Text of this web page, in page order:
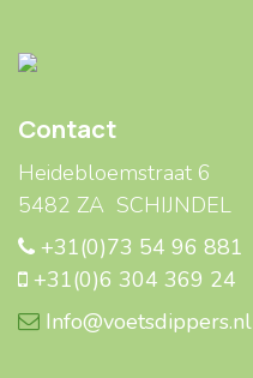
Contact
Heidebloemstraat 6
5482 ZA SCHIJNDEL
+31(0)73 54 96 881
+31(0)6 304 369 24
Info@voetsdippers.nl